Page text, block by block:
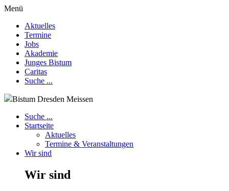
Menü
Aktuelles
Termine
Jobs
Akademie
Junges Bistum
Caritas
Suche ...
Bistum Dresden Meissen
Suche ...
Startseite
Aktuelles
Termine & Veranstaltungen
Wir sind
Wir sind